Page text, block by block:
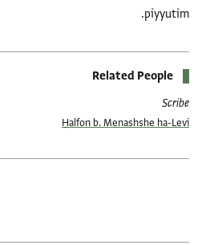
piyyutim.
Related People
Scribe
Ḥalfon b. Menashshe ha-Levi